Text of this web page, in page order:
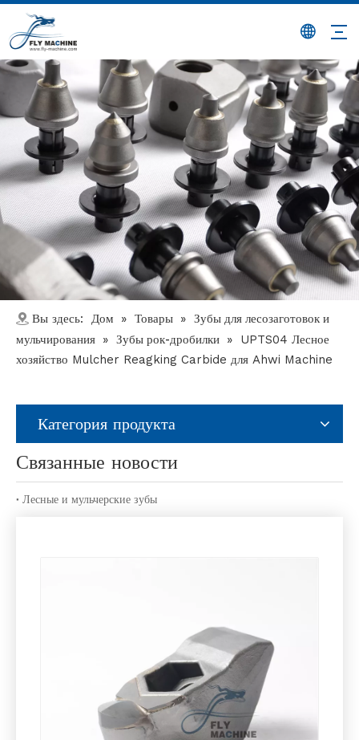
Вы здесь: Дом » Товары » Зубы для лесозаготовок и
мульчирования » Зубы рок-дробилки »
UPTS04 Лесное
хозяйство Mulcher Reagking Carbide для Ahwi Machine
Категория продукта
Связанные новости
Лесные и мульчерские зубы